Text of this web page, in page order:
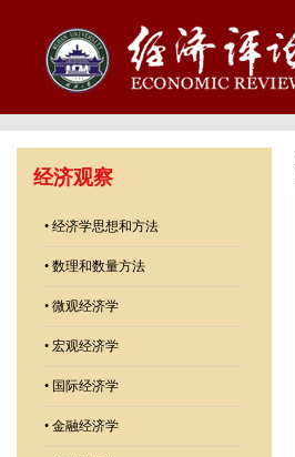
经济观察
• 经济学思想和方法
• 数理和数量方法
• 微观经济学
• 宏观经济学
• 国际经济学
• 金融经济学